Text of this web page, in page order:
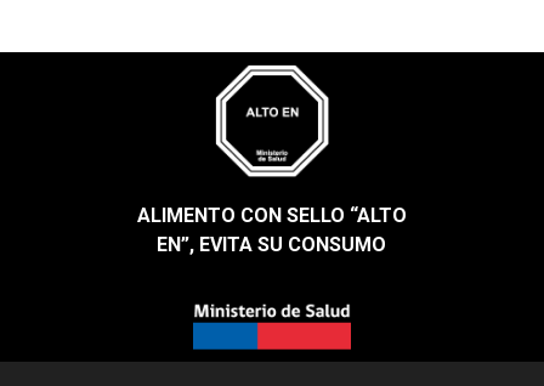
ALIMENTO CON SELLO “ALTO
EN”, EVITA SU CONSUMO​